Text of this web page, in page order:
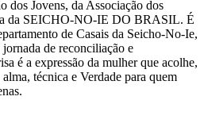
dos Jovens, da Associação dos
da SEICHO-NO-IE DO BRASIL. É
de Casais da Seicho-No-Ie,
de reconciliação e
é a expressão da mulher que acolhe,
técnica e Verdade para quem